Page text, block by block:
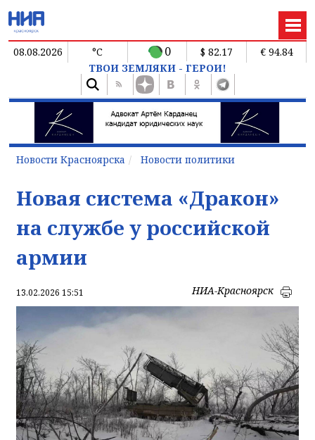
08.08.2026 °C 0 $ 82.17
€ 94.84
ТВОИ ЗЕМЛЯКИ - ГЕРОИ!
Новости Красноярска Новости политики
Новая система «Дракон»
на службе у российской
армии
13.02.2026 15:51 НИА-Красноярск